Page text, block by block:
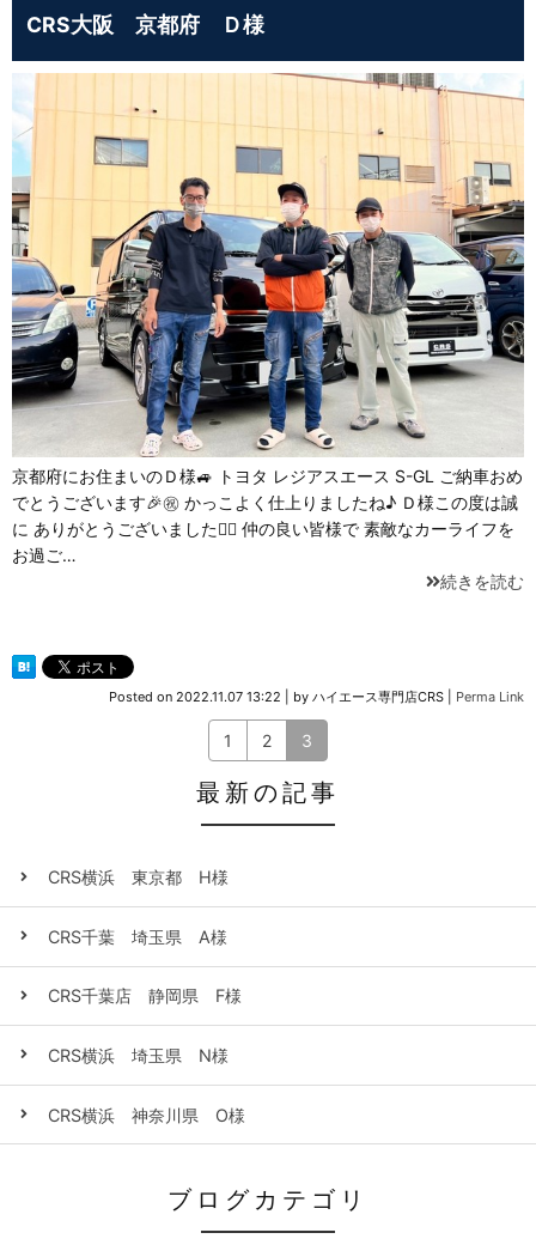
CRS大阪 京都府 Ｄ様
京都府にお住まいのＤ様🚙 トヨタ レジアスエース S-GL ご納車おめ
でとうございます🎉㊗️ かっこよく仕上りましたね♪ Ｄ様この度は誠
に ありがとうございました🙇‍♂️ 仲の良い皆様で 素敵なカーライフを
お過ご…
続きを読む
Posted on 2022.11.07 13:22 by ハイエース専門店CRS Perma Link
1 2 3
最新の記事
CRS横浜 東京都 H様
CRS千葉 埼玉県 A様
CRS千葉店 静岡県 F様
CRS横浜 埼玉県 N様
CRS横浜 神奈川県 O様
ブログカテゴリ